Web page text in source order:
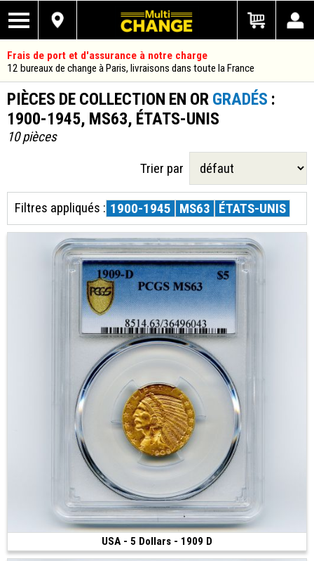
Frais de port et d'assurance à notre charge
12 bureaux de change à Paris, livraisons dans toute la France
PIÈCES DE COLLECTION EN OR GRADÉS :
1900-1945, MS63, ÉTATS-UNIS
10 pièces
Trier par
Filtres appliqués : 1900-1945 MS63 ÉTATS-UNIS
USA - 5 Dollars - 1909 D
(1909 • Denver • 8.34 g • 21.6 mm)